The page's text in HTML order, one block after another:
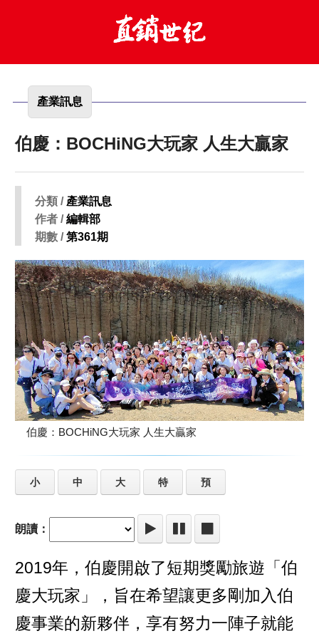
產業訊息
伯慶：BOCHiNG大玩家 人生大贏家
分類 / 產業訊息
作者 /編輯部
期數 /第361期
伯慶：BOCHiNG大玩家 人生大贏家
小 中 大 特 預
朗讀：
2019年，伯慶開啟了短期獎勵旅遊「伯
慶大玩家」，旨在希望讓更多剛加入伯
慶事業的新夥伴，享有努力一陣子就能